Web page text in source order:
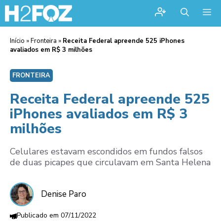
Início »Fronteira » Receita Federal apreende 525 iPhones
avaliados em R$ 3 milhões
FRONTEIRA
Receita Federal apreende 525
iPhones avaliados em R$ 3
milhões
Celulares estavam escondidos em fundos falsos
de duas picapes que circulavam em Santa Helena
Denise Paro
07/11/2022